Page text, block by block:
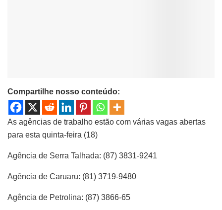
Compartilhe nosso conteúdo:
As agências de trabalho estão com várias vagas abertas
para esta quinta-feira (18)
Agência de Serra Talhada: (87) 3831-9241
Agência de Caruaru: (81) 3719-9480
Agência de Petrolina: (87) 3866-65